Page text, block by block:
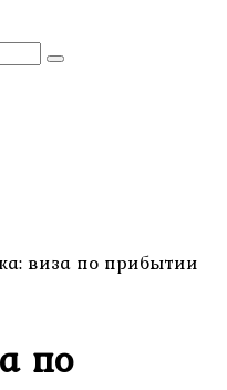
виза по прибытии
по